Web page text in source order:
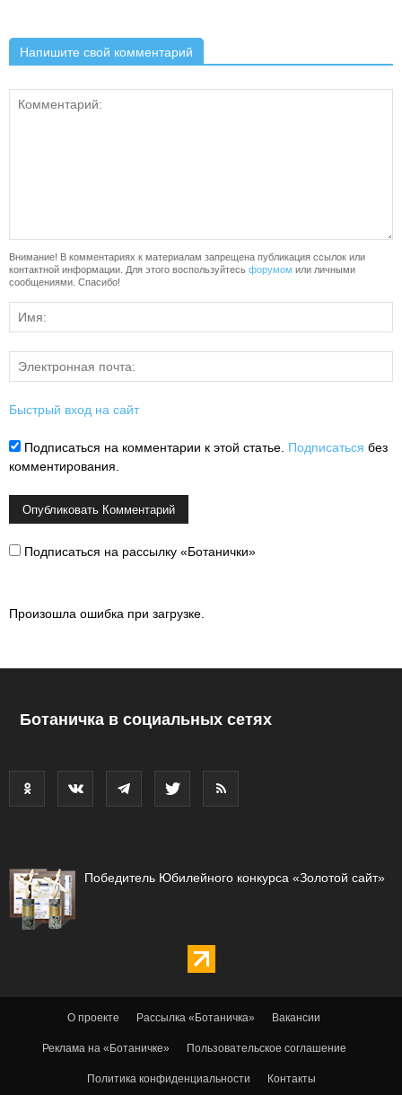
Напишите свой комментарий
Внимание! В комментариях к материалам запрещена публикация ссылок или
контактной информации. Для этого воспользуйтесь форумом или личными
сообщениями. Спасибо!
Быстрый вход на сайт
Подписаться на комментарии к этой статье. Подписаться без
комментирования.
Подписаться на рассылку «Ботанички»
Произошла ошибка при загрузке.
Ботаничка в социальных сетях
Победитель Юбилейного конкурса «Золотой сайт»
О проекте Рассылка «Ботаничка» Вакансии
Реклама на «Ботаничке» Пользовательское соглашение
Политика конфиденциальности Контакты